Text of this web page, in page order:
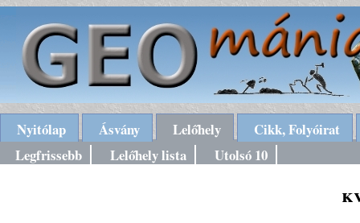
Nyitólap Ásvány Lelőhely
Cikk, Folyóirat
Legfrissebb
Lelőhely lista Utolsó 10